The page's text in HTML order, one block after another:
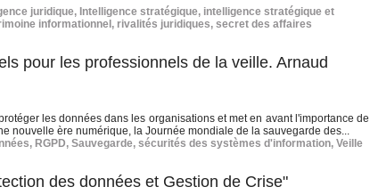
juridique, Intelligence stratégique, intelligence stratégique et
informationnel , rivalités juridiques, secret des affaires
pour les professionnels de la veille. Arnaud
les données dans les organisations et met en avant l'importance de
nouvelle ère numérique, la Journée mondiale de la sauvegarde des...
, RGPD, Sauvegarde, sécurités des systèmes d'information, Veille
des données et Gestion de Crise"